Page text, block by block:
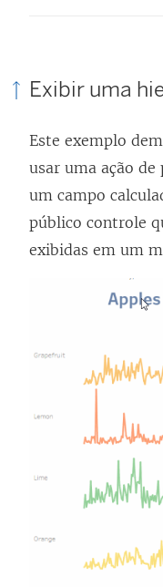
Exibir uma
Este exemplo
usar uma ação
um campo
público controle
exibidas em um